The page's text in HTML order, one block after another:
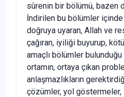
sûrenin bir bölümü, bazen
İndirilen bu bö­lümler
doğ­ruya uyaran, Allah ve
çağıran, iyiliği buyurup,
amaçlı bö­lümler
ortamın, ortaya çıkan
anlaşmazlıkların
çözümler, yol gös­termeler,